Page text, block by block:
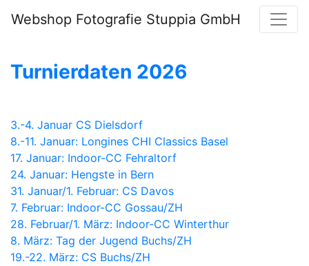
Webshop Fotografie Stuppia GmbH
Turnierdaten 2026
3.-4. Januar CS Dielsdorf
8.-11. Januar: Longines CHI Classics Basel
17. Januar: Indoor-CC Fehraltorf
24. Januar: Hengste in Bern
31. Januar/1. Februar: CS Davos
7. Februar: Indoor-CC Gossau/ZH
28. Februar/1. März: Indoor-CC Winterthur
8. März: Tag der Jugend Buchs/ZH
19.-22. März: CS Buchs/ZH